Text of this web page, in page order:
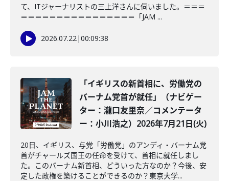
て、ITジャーナリストの三上洋さんに伺いました。＝＝＝
＝＝＝＝＝＝＝＝＝＝＝＝＝＝＝＝「JAM ...
2026.07.22|00:09:38
「イギリスの新首相に、労働党の
バーナム党首が就任」（ナビゲー
ター：瀧口友里奈／コメンテータ
ー：小川浩之）2026年7月21日(火)
20日、イギリス、与党「労働党」のアンディ・バーナム党
首がチャールズ国王の任命を受けて、首相に就任しまし
た。このバーナム新首相、どういった方なのか？今後、安
定した政権を築けることができるのか？東京大学...